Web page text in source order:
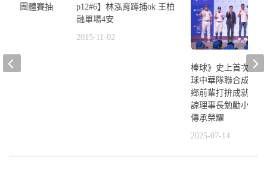
p12#6】林泓育蹲捕ok 王柏
融單場4安
2015-11-02
棒球》史上首次！
球中華隊聯合成軍
鄉前輩打拚成就國
諒理事長勉勵小將
傳承榮耀
2025-07-14
運》團體賽抽